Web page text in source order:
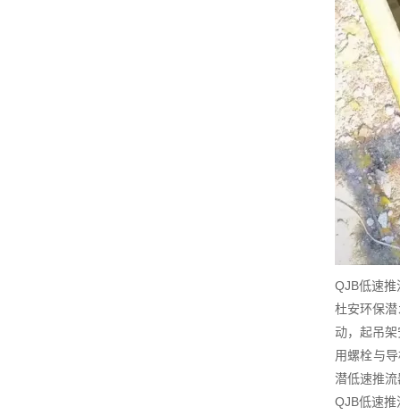
QJB低速
杜安环保
动，起吊
用螺栓与
潜低速推
QJB低速